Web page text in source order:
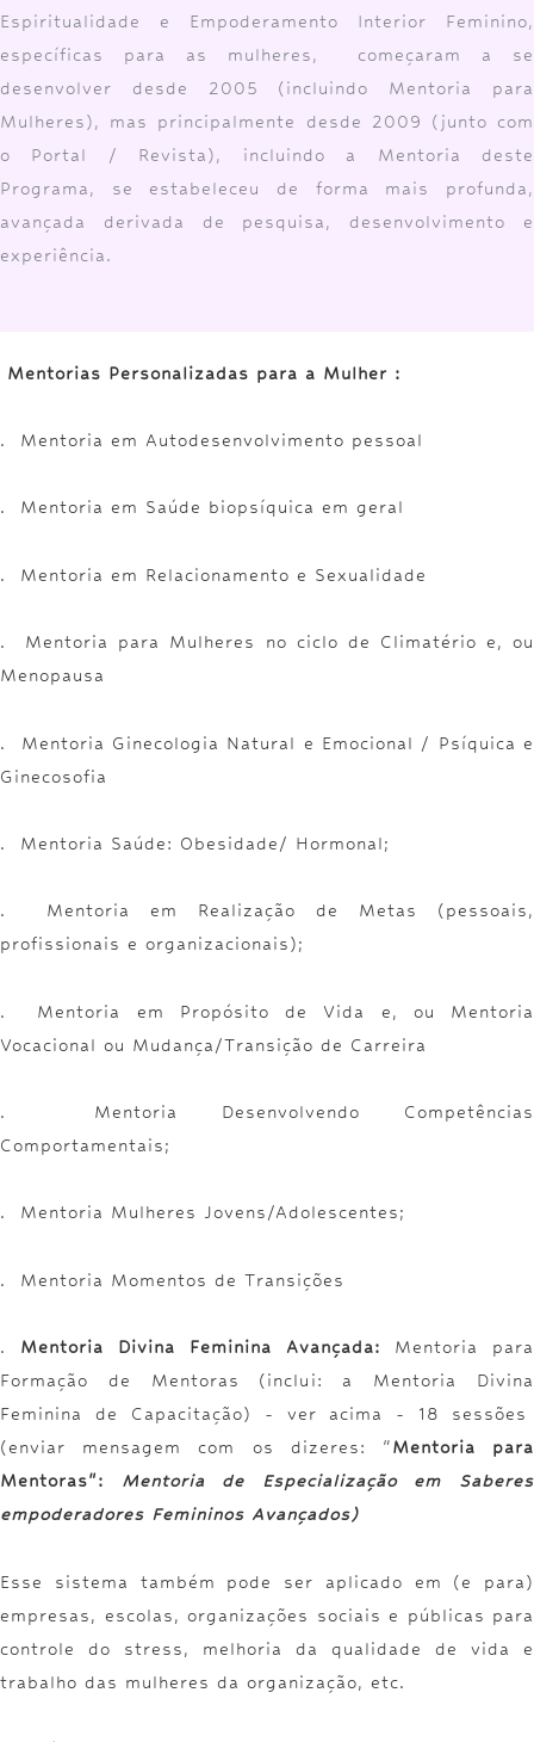
Espiritualidade e Empoderamento Interior Feminino,
específicas para as mulheres, começaram a se
desenvolver desde 2005 (incluindo Mentoria para
Mulheres), mas principalmente desde 2009 (junto com
o Portal / Revista), incluindo a Mentoria deste
Programa, se estabeleceu de forma mais profunda,
avançada derivada de pesquisa, desenvolvimento e
experiência.
Mentorias Personalizadas para a Mulher :
. Mentoria em Autodesenvolvimento pessoal
. Mentoria em Saúde biopsíquica em geral
. Mentoria em Relacionamento e Sexualidade
. Mentoria para Mulheres no ciclo de Climatério e, ou
Menopausa
. Mentoria Ginecologia Natural e Emocional / Psíquica e
Ginecosofia
. Mentoria Saúde: Obesidade/ Hormonal;
. Mentoria em Realização de Metas (pessoais,
profissionais e organizacionais);
. Mentoria em Propósito de Vida e, ou Mentoria
Vocacional ou Mudança/Transição de Carreira
. Mentoria Desenvolvendo Competências
Comportamentais;
. Mentoria Mulheres Jovens/Adolescentes;
. Mentoria Momentos de Transições
. Mentoria Divina Feminina Avançada: Mentoria para
Formação de Mentoras (inclui: a Mentoria Divina
Feminina de Capacitação) - ver acima - 18 sessões
(enviar mensagem com os dizeres: "Mentoria para
Mentoras": Mentoria de Especialização em Saberes
empoderadores Femininos Avançados)
Esse sistema também pode ser aplicado em (e para)
empresas, escolas, organizações sociais e públicas para
controle do stress, melhoria da qualidade de vida e
trabalho das mulheres da organização, etc.